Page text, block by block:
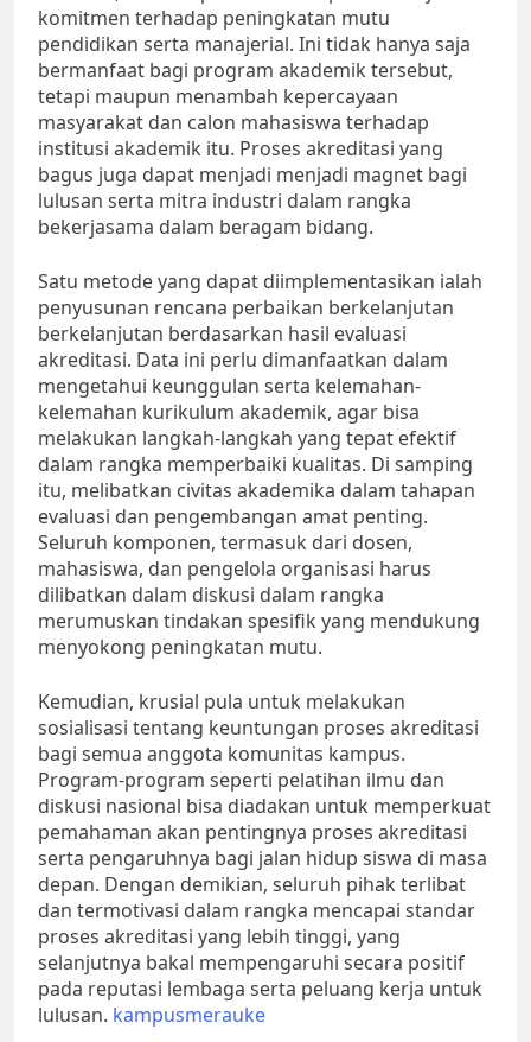
komitmen terhadap peningkatan mutu
pendidikan serta manajerial. Ini tidak hanya saja
bermanfaat bagi program akademik tersebut,
tetapi maupun menambah kepercayaan
masyarakat dan calon mahasiswa terhadap
institusi akademik itu. Proses akreditasi yang
bagus juga dapat menjadi menjadi magnet bagi
lulusan serta mitra industri dalam rangka
bekerjasama dalam beragam bidang.
Satu metode yang dapat diimplementasikan ialah
penyusunan rencana perbaikan berkelanjutan
berkelanjutan berdasarkan hasil evaluasi
akreditasi. Data ini perlu dimanfaatkan dalam
mengetahui keunggulan serta kelemahan-
kelemahan kurikulum akademik, agar bisa
melakukan langkah-langkah yang tepat efektif
dalam rangka memperbaiki kualitas. Di samping
itu, melibatkan civitas akademika dalam tahapan
evaluasi dan pengembangan amat penting.
Seluruh komponen, termasuk dari dosen,
mahasiswa, dan pengelola organisasi harus
dilibatkan dalam diskusi dalam rangka
merumuskan tindakan spesifik yang mendukung
menyokong peningkatan mutu.
Kemudian, krusial pula untuk melakukan
sosialisasi tentang keuntungan proses akreditasi
bagi semua anggota komunitas kampus.
Program-program seperti pelatihan ilmu dan
diskusi nasional bisa diadakan untuk memperkuat
pemahaman akan pentingnya proses akreditasi
serta pengaruhnya bagi jalan hidup siswa di masa
depan. Dengan demikian, seluruh pihak terlibat
dan termotivasi dalam rangka mencapai standar
proses akreditasi yang lebih tinggi, yang
selanjutnya bakal mempengaruhi secara positif
pada reputasi lembaga serta peluang kerja untuk
lulusan. kampusmerauke